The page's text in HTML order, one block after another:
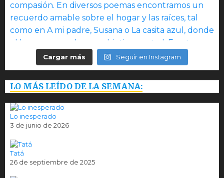
Cargar más Seguir en Instagram
LO MÁS LEÍDO DE LA SEMANA:
Lo inesperado
3 de junio de 2026
Tatá
26 de septiembre de 2025